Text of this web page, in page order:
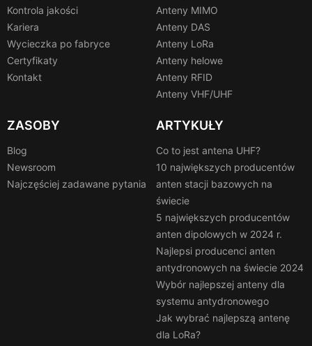
Kontrola jakości
Kariera
Wycieczka po fabryce
Certyfikaty
Kontakt
Anteny MIMO
Anteny DAS
Anteny LoRa
Anteny helowe
Anteny RFID
Anteny VHF/UHF
ZASOBY
Blog
Newsroom
Najczęściej zadawane pytania
ARTYKUŁY
Co to jest antena UHF?
10 największych producentów
anten stacji bazowych na
świecie
5 największych producentów
anten dipolowych w 2024 r.
Najlepsi producenci anten
antydronowych na świecie 2024
Wybór najlepszej anteny dla
systemu antydronowego
Jak wybrać najlepszą antenę
dla LoRa?